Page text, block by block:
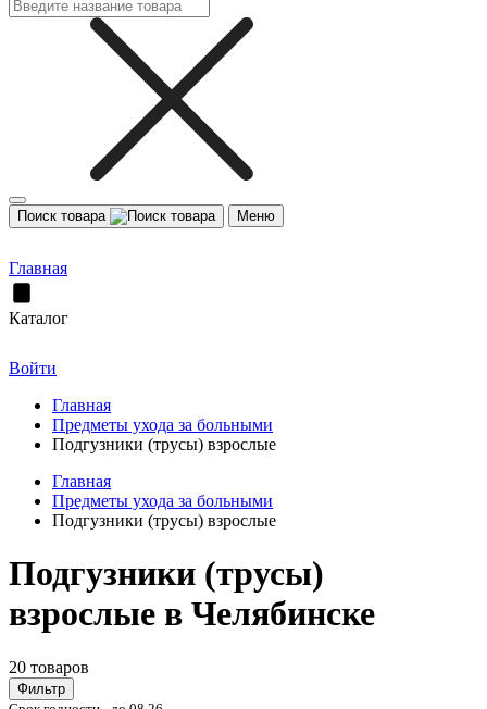
Поиск товара Меню
Главная
Каталог
Войти
Главная
Предметы ухода за больными
Подгузники (трусы) взрослые
Главная
Предметы ухода за больными
Подгузники (трусы) взрослые
Подгузники (трусы)
взрослые в Челябинске
20 товаров
Фильтр